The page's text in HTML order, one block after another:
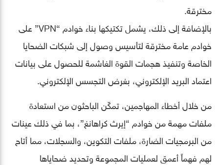
مخترقة.
بالإضافة إلى ذلك، يشمل تكتيكها بناء خوادم “VPN” على
خوادم عامة مخترقة لتأسيس وصول إلى شبكات الضحايا
الخاصة وتنفيذ هجمات القوة الغاشمة للحصول على بيانات
اعتماد البريد الإلكتروني، بغرض التجسس الإلكتروني.
من خلال أخطاء المهاجمين، تمكّن الباحثون من استعادة
ملفات مهمة من خوادم “إيرث كراهانغ”، بما في ذلك عينات
من البرمجيات الضارة، ملفات التكوين، والسجلات، مما أتاح
لهم فهماً أعمق لعمليات المجموعة وتحديد ضحاياها